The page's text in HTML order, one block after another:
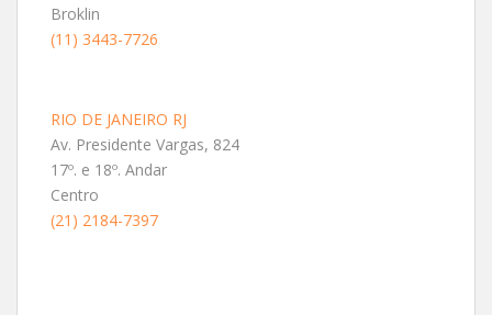
Broklin
(11) 3443-7726
RIO DE JANEIRO RJ
Av. Presidente Vargas, 824
17º. e 18º. Andar
Centro
(21) 2184-7397